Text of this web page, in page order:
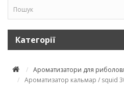
Категорії
Ароматизатори для
Ароматизатор кальмар / squid